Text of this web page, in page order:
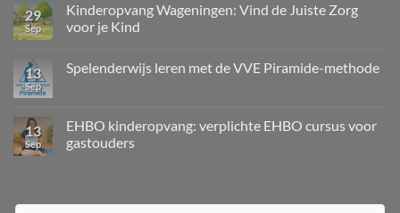
29
Sep
Kinderopvang Wageningen: Vind de Juiste Zorg
voor je Kind
13
Sep
Spelenderwijs leren met de VVE Piramide-methode
13
Sep
EHBO kinderopvang: verplichte EHBO cursus voor
gastouders